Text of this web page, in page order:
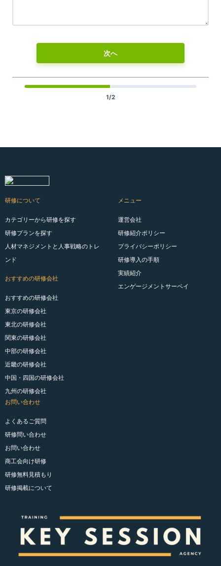
次へ
1/2
研修について
カテゴリーから研修を探す
研修プランを探す
人材マネジメントと人事戦略のトレ
ンド
おすすめの研修会社
おすすめの研修会社
東京の研修会社
東北の研修会社
関東の研修会社
中部の研修会社
近畿の研修会社
中国・四国の研修会社
九州の研修会社
メニュー
運営会社
研修紹介ポリシー
プライバシーポリシー
研修導入の手順
実績紹介
エンゲージメントサーベイ
お問い合わせ
よくあるご質問
研修問い合わせ
お問い合わせ
商工会向け研修
研修無料見積もり
研修掲載について